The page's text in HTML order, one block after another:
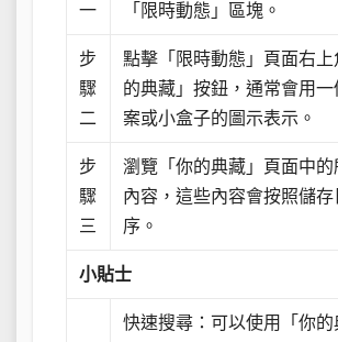
一
「限時動態」區塊。
步
驟
二
點擊「限時動態」頁面右
的典藏」按鈕，通常會用
案或小盒子的圖示表示。
步
驟
三
瀏覽「你的典藏」頁面中
內容，這些內容會按照儲存
序。
小貼士
快速搜尋：可以使用「你的